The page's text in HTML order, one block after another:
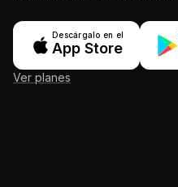
Descárgalo en el
App Store
Ver planes